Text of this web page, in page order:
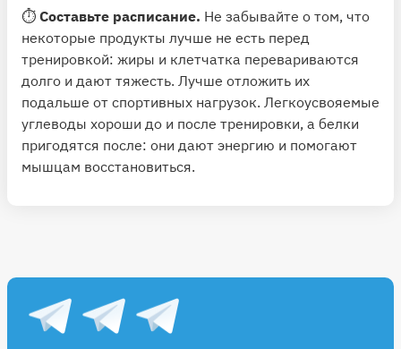
⏱ Составьте расписание. Не забывайте о том, что
некоторые продукты лучше не есть перед
тренировкой: жиры и клетчатка перевариваются
долго и дают тяжесть. Лучше отложить их
подальше от спортивных нагрузок. Легкоусвояемые
углеводы хороши до и после тренировки, а белки
пригодятся после: они дают энергию и помогают
мышцам восстановиться.